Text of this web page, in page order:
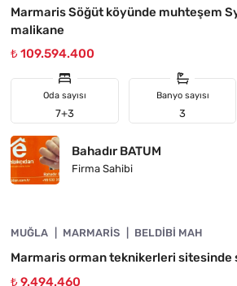
Marmaris Söğüt köyünde muhteşem
malikane
₺ 109.594.400
Oda sayısı
7+3
Banyo sayısı
3
Bahadır BATUM
Firma Sahibi
ACIL
MUĞLA MARMARIS BELDIBI MAH
Marmaris orman teknikerleri sitesinde
₺ 9.494.460